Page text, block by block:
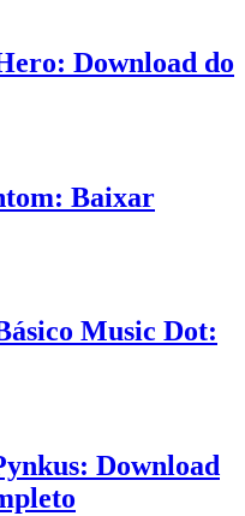
Download do
Baixar
Music Dot:
Download